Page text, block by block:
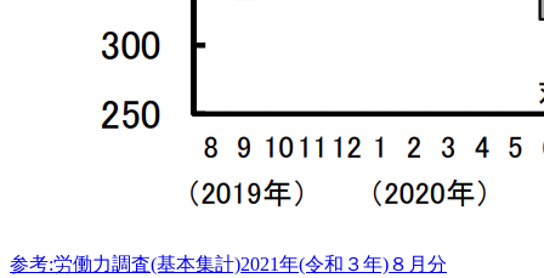
参考:労働力調査(基本集計)2021年(令和３年)８月分